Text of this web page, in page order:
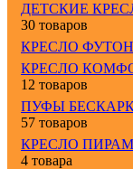
ДЕТСКИЕ
30 товаров
КРЕСЛО ФУТОН
КРЕСЛО
12 товаров
ПУФЫ
57 товаров
КРЕСЛО
4 товара